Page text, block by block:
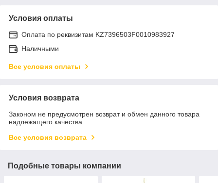
Условия оплаты
Оплата по реквизитам KZ7396503F0010983927
Наличными
Все условия оплаты
Условия возврата
Законом не предусмотрен возврат и обмен данного товара
надлежащего качества
Все условия возврата
Подобные товары компании